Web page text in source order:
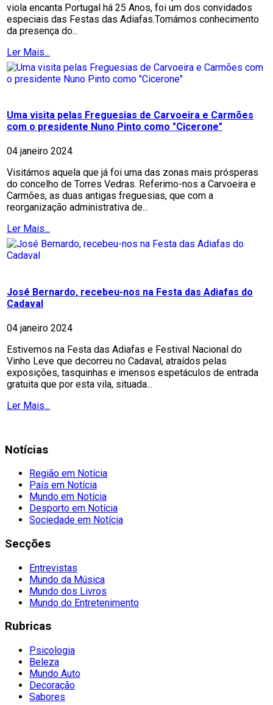
viola encanta Portugal há 25 Anos, foi um dos convidados
especiais das Festas das Adiafas.Tomámos conhecimento
da presença do...
Ler Mais...
Uma visita pelas Freguesias de Carvoeira e Carmões
com o presidente Nuno Pinto como "Cicerone"
04 janeiro 2024
Visitámos aquela que já foi uma das zonas mais prósperas
do concelho de Torres Vedras. Referimo-nos a Carvoeira e
Carmões, as duas antigas freguesias, que com a
reorganização administrativa de...
Ler Mais...
José Bernardo, recebeu-nos na Festa das Adiafas do
Cadaval
04 janeiro 2024
Estivemos na Festa das Adiafas e Festival Nacional do
Vinho Leve que decorreu no Cadaval, atraídos pelas
exposições, tasquinhas e imensos espetáculos de entrada
gratuita que por esta vila, situada...
Ler Mais...
Notícias
Região em Notícia
País em Notícia
Mundo em Notícia
Desporto em Notícia
Sociedade em Notícia
Secções
Entrevistas
Mundo da Música
Mundo dos Livros
Mundo do Entretenimento
Rubricas
Psicologia
Beleza
Mundo Auto
Decoração
Sabores